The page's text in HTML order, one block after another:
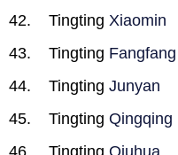
Tingting Xiaomin
Tingting Fangfang
Tingting Junyan
Tingting Qingqing
Tingting Qiuhua